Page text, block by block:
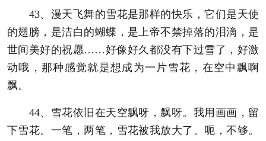
43、漫天飞舞的雪花是那样的快乐，它们是天使
的翅膀，是洁白的蝴蝶，是上帝不禁掉落的泪滴，是
世间美好的祝愿……好像好久都没有下过雪了，好激
动哦，那种感觉就是想成为一片雪花，在空中飘啊
飘。
44、雪花依旧在天空飘呀，飘呀。我用画画，留
下雪花。一笔，两笔，雪花被我放大了。呃，不够。